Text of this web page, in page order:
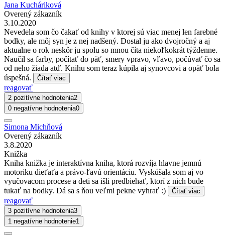
Jana Kucháriková
Overený zákazník
3.10.2020
Nevedela som čo čakať od knihy v ktorej sú viac menej len farebné
bodky, ale môj syn je z nej nadšený. Dostal ju ako dvojročný a aj
aktualne o rok neskôr ju spolu so mnou číta niekoľkokrát týždenne.
Naučil sa farby, počítať do päť, smery vpravo, vľavo, počúvať čo sa
od neho žiada atď. Knihu som teraz kúpila aj synovcovi a opäť bola
úspešná.
Čítať viac
reagovať
2 pozitívne hodnotenia2
0 negatívne hodnotenia0
Simona Michňová
Overený zákazník
3.8.2020
Knižka
Kniha knižka je interaktívna kniha, ktorá rozvíja hlavne jemnú
motoriku dieťaťa a právo-ľavú orientáciu. Vyskúšala som aj vo
vyučovacom procese a deti sa išli predbiehať, ktorí z nich bude
tukať na bodky. Dá sa s ňou veľmi pekne vyhrať :)
Čítať viac
reagovať
3 pozitívne hodnotenia3
1 negatívne hodnotenie1